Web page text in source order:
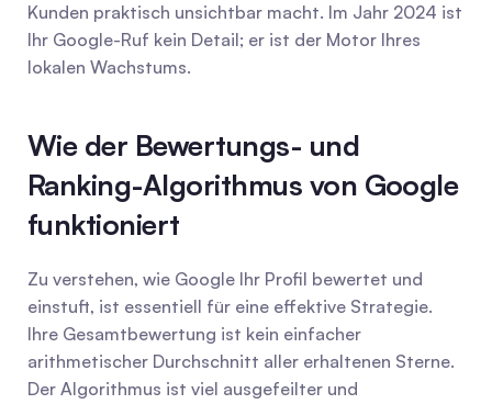
Kunden praktisch unsichtbar macht. Im Jahr 2024 ist
Ihr Google-Ruf kein Detail; er ist der Motor Ihres
lokalen Wachstums.
Wie der Bewertungs- und
Ranking-Algorithmus von Google
funktioniert
Zu verstehen, wie Google Ihr Profil bewertet und
einstuft, ist essentiell für eine effektive Strategie.
Ihre Gesamtbewertung ist kein einfacher
arithmetischer Durchschnitt aller erhaltenen Sterne.
Der Algorithmus ist viel ausgefeilter und